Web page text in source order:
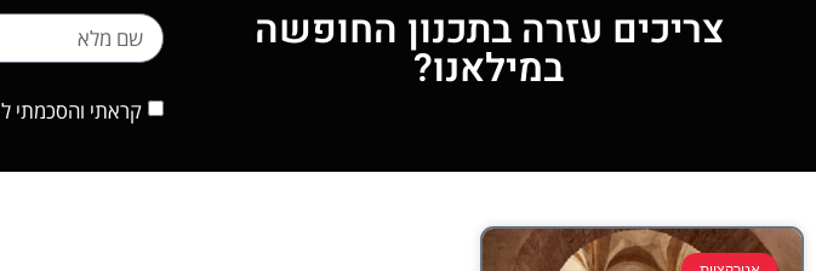
צריכים עזרה בתכנון החופשה
במילאנו?
קראתי והסכמתי ל